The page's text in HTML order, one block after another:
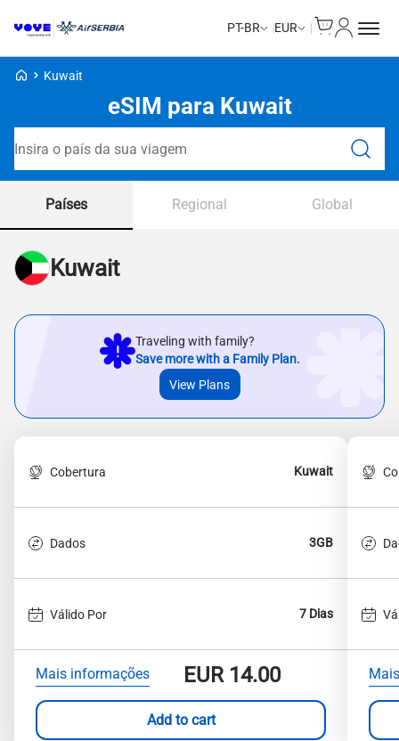
PT-BR EUR
Voye Homepage
Kuwait
eSIM para Kuwait
Países Regional Global
Kuwait
Traveling with family?
Save more with a Family Plan.
View Plans
Cobertura Kuwait
Dados 3GB
Válido Por 7 Dias
Mais informações EUR14.00
Add to cart